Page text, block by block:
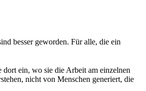
besser geworden. Für alle, die ein
ein, wo sie die Arbeit am einzelnen
nicht von Menschen generiert, die